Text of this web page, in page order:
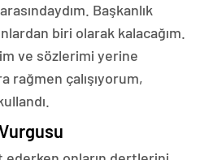
Başkanlık
biri olarak kalacağım.
ve sözlerimi yerine
rağmen çalışıyorum,